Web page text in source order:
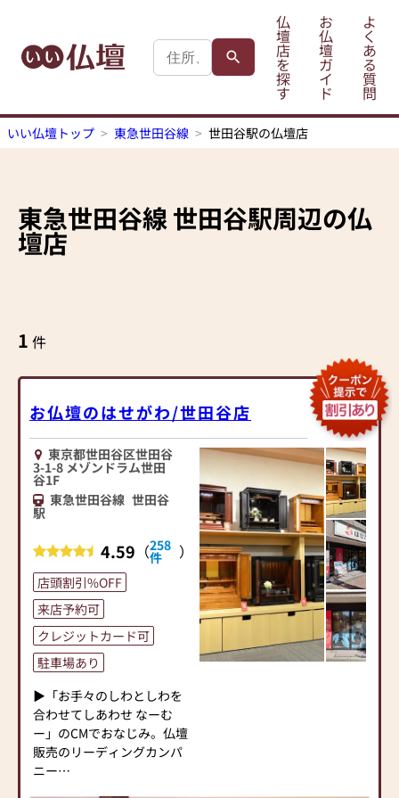
仏
壇
店
を
探
す
お
仏
壇
ガ
イ
ド
よ
く
あ
る
質
問
いい仏壇トップ 東急世田谷線 世田谷駅の仏壇店
東急世田谷線世田谷駅周辺の仏
壇店
1 件
お仏壇のはせがわ/世田谷店
東京都世田谷区世田谷
3-1-8 メゾンドラム世田
谷1F
東急世田谷線 世田谷
駅
4.59 （258
件 ）
店頭割引%OFF
来店予約可
クレジットカード可
駐車場あり
▶「お手々のしわとしわを
合わせてしあわせ なーむ
ー」のCMでおなじみ。仏壇
販売のリーディングカンパ
ニー